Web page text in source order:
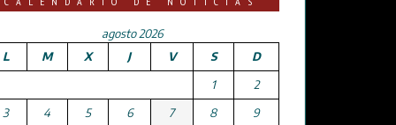
agosto 2026
L
M X J V S
D
1
2
3
4 5 6 7 8
9